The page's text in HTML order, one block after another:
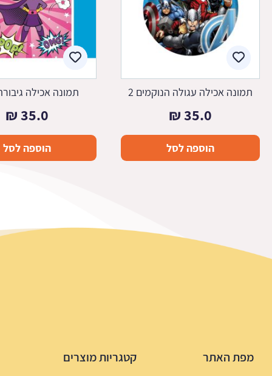
תמונה אכילה עגולה הנוקמים 2
35.0
₪
הוספה לסל
תמונה אכילה
35.0
₪
הוספה לסל
מפת האתר קטגריות מוצרים